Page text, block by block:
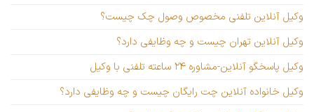
وکیل آنلاین تلفنی مخصوص وصول چک چیست؟
وکیل آنلاین تهران چیست و چه وظایفی دارد؟
وکیل پاسخگو آنلاین-مشاوره ۲۴ ساعته تلفنی با وکیل
وکیل خانواده آنلاین چت رایگان چیست و چه وظایفی دارد؟